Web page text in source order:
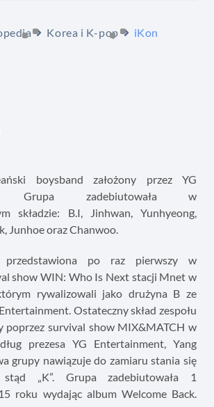
Korea i K-pop iKon
boysband założony przez YG
Grupa zadebiutowała w
składzie: B.I, Jinhwan, Yunhyeong,
Junhoe oraz Chanwoo.
przedstawiona po raz pierwszy w
show WIN: Who Is Next stacji Mnet w
rywalizowali jako drużyna B ze
Ostateczny skład zespołu
poprzez survival show MIX&MATCH w
prezesa YG Entertainment, Yang
grupy nawiązuje do zamiaru stania się
stąd „K”. Grupa zadebiutowała 1
roku wydając album Welcome Back.